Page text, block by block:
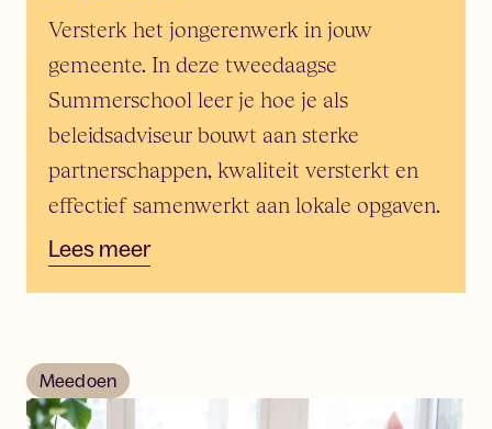
Versterk het jongerenwerk in jouw
gemeente. In deze tweedaagse
Summerschool leer je hoe je als
beleidsadviseur bouwt aan sterke
partnerschappen, kwaliteit versterkt en
effectief samenwerkt aan lokale opgaven.
Lees meer
Meedoen